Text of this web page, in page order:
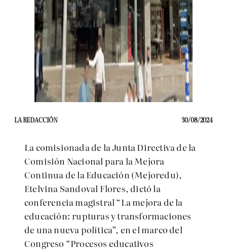
LA REDACCIÓN 30/08/2024
La comisionada de la Junta Directiva de la
Comisión Nacional para la Mejora
Continua de la Educación (Mejoredu),
Etelvina Sandoval Flores, dictó la
conferencia magistral “La mejora de la
educación: rupturas y transformaciones
de una nueva política”, en el marco del
Congreso “Procesos educativos